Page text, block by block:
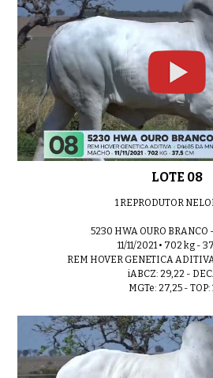
LOTE 08
1 REPRODUTOR
5230 HWA OURO BRANCO
11/11/2021 • 702 kg -
REM HOVER GENETICA
iABCZ: 29,22 -
MGTe: 27,25 - TOP: